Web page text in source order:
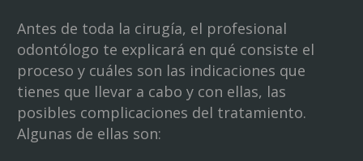
Antes de toda la cirugía, el profesional
odontólogo te explicará en qué consiste el
proceso y cuáles son las indicaciones que
tienes que llevar a cabo y con ellas, las
posibles complicaciones del tratamiento.
Algunas de ellas son: